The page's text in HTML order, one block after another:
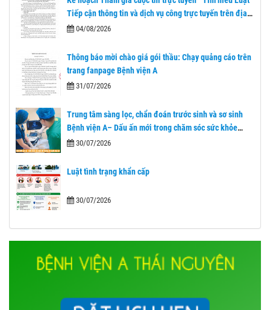
Tiếp cận thông tin và dịch vụ công trực tuyến trên địa
bàn tỉnh Thái Nguyên"
04/08/2026
Thông báo mời chào giá gói thầu: Chạy quảng cáo trên
trang fanpage Bệnh viện A
31/07/2026
Trung tâm sàng lọc, chẩn đoán trước sinh và sơ sinh
Bệnh viện A– Dấu ấn mới trong chăm sóc sức khỏe
nhân dân sau 1 năm nhìn lại.
30/07/2026
Luật tình trạng khẩn cấp
30/07/2026